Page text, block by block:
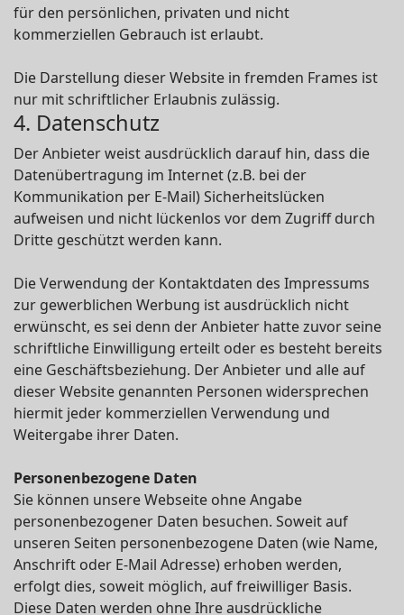
für den persönlichen, privaten und nicht
kommerziellen Gebrauch ist erlaubt.
Die Darstellung dieser Website in fremden Frames ist
nur mit schriftlicher Erlaubnis zulässig.
4. Datenschutz
Der Anbieter weist ausdrücklich darauf hin, dass die
Datenübertragung im Internet (z.B. bei der
Kommunikation per E-Mail) Sicherheitslücken
aufweisen und nicht lückenlos vor dem Zugriff durch
Dritte geschützt werden kann.
Die Verwendung der Kontaktdaten des Impressums
zur gewerblichen Werbung ist ausdrücklich nicht
erwünscht, es sei denn der Anbieter hatte zuvor seine
schriftliche Einwilligung erteilt oder es besteht bereits
eine Geschäftsbeziehung. Der Anbieter und alle auf
dieser Website genannten Personen widersprechen
hiermit jeder kommerziellen Verwendung und
Weitergabe ihrer Daten.
Personenbezogene Daten
Sie können unsere Webseite ohne Angabe
personenbezogener Daten besuchen. Soweit auf
unseren Seiten personenbezogene Daten (wie Name,
Anschrift oder E-Mail Adresse) erhoben werden,
erfolgt dies, soweit möglich, auf freiwilliger Basis.
Diese Daten werden ohne Ihre ausdrückliche